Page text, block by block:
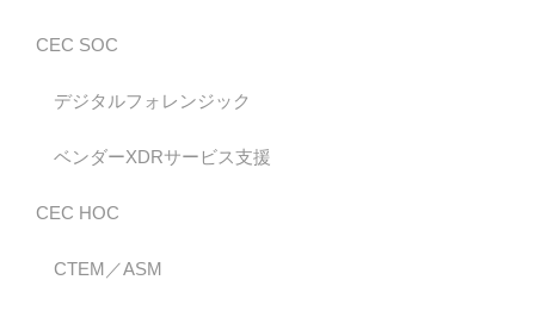
CEC SOC
デジタルフォレンジック
ベンダーXDRサービス支援
CEC HOC
CTEM／ASM